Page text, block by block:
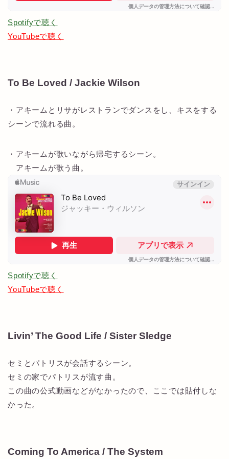
Spotifyで聴く
YouTubeで聴く
To Be Loved / Jackie Wilson
・アキームとリサがレストランでダンスをし、キスをする
シーンで流れる曲。
・アキームが歌いながら帰宅するシーン。
アキームが歌う曲。
Spotifyで聴く
YouTubeで聴く
Livin’ The Good Life / Sister Sledge
セミとパトリスが会話するシーン。
セミの家でパトリスが流す曲。
この曲の公式動画などがなかったので、ここでは貼付しな
かった。
Coming To America / The System